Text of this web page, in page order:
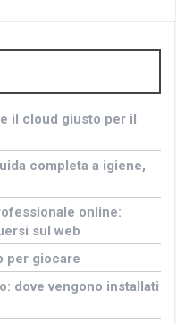
il cloud giusto per il
completa a igiene,
online:
sul web
per giocare
dove vengono installati